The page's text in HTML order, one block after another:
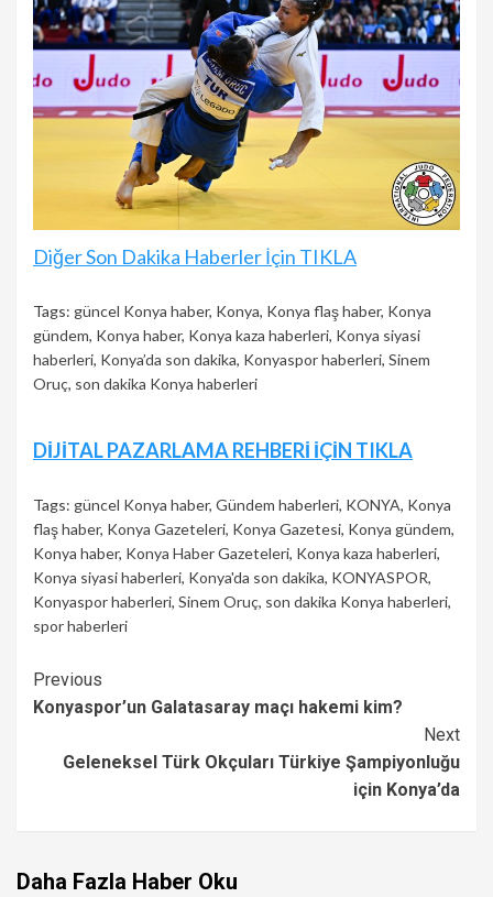
Diğer Son Dakika Haberler İçin TIKLA
Tags: güncel Konya haber, Konya, Konya flaş haber, Konya
gündem, Konya haber, Konya kaza haberleri, Konya siyasi
haberleri, Konya’da son dakika, Konyaspor haberleri, Sinem
Oruç, son dakika Konya haberleri
Continue
DİJİTAL PAZARLAMA REHBERİ İÇİN TIKLA
Tags: güncel Konya haber, Gündem haberleri, KONYA, Konya
flaş haber, Konya Gazeteleri, Konya Gazetesi, Konya gündem,
Konya haber, Konya Haber Gazeteleri, Konya kaza haberleri,
Konya siyasi haberleri, Konya'da son dakika, KONYASPOR,
Konyaspor haberleri, Sinem Oruç, son dakika Konya haberleri,
spor haberleri
Continue
Reading
Previous
Konyaspor’un Galatasaray maçı hakemi kim?
Next
Geleneksel Türk Okçuları Türkiye Şampiyonluğu
için Konya’da
Daha Fazla Haber Oku